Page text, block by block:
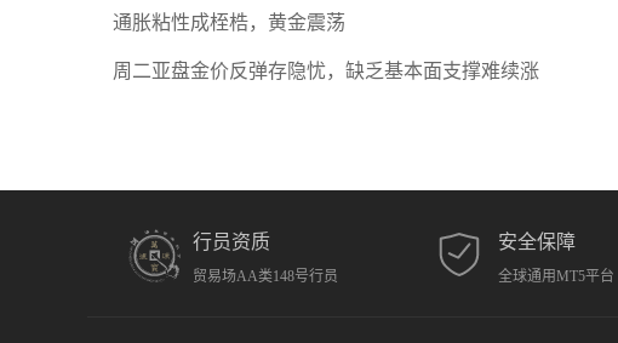
通胀粘性成桎梏，黄金震荡
周二亚盘金价反弹存隐忧，缺乏基本面支撑难续涨
行员资质
贸易场AA类148号行员
安全保障
全球通用MT5平台